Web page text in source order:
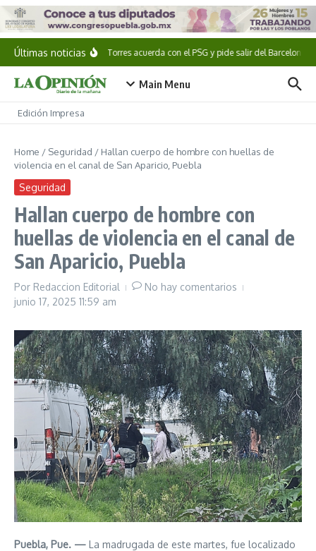
Saltar al contenido
Últimas noticiasFerran Torres acuerda con el PSG y pide salir del Barcelona
Main Menu
Edición Impresa
Home / Seguridad / Hallan cuerpo de hombre con huellas de
violencia en el canal de San Aparicio, Puebla
Seguridad
Hallan cuerpo de hombre con
huellas de violencia en el canal de
San Aparicio, Puebla
Por Redaccion Editorial
No hay comentarios
junio 17, 2025 11:59 am
Puebla, Pue. — La madrugada de este martes, fue localizado